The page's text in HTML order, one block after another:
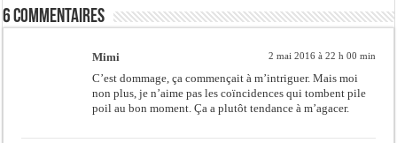
6 commentaires
Mimi 2 mai 2016 à 22 h 00 min
C’est dommage, ça commençait à m’intriguer. Mais moi
non plus, je n’aime pas les coïncidences qui tombent pile
poil au bon moment. Ça a plutôt tendance à m’agacer.